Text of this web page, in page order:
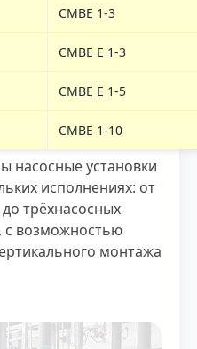
CMBE 1-3
CMBE E 1-3
CMBE E 1-5
CMBE 1-10
насосные установки
исполнениях: от
трёхнасосных
с возможностью
монтажа